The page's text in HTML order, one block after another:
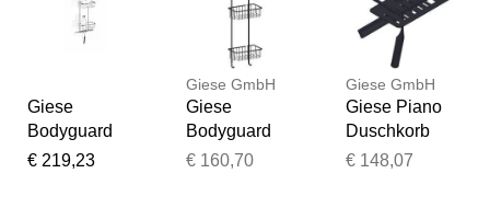
Giese
Bodyguard
Duschkorb
€ 219,23
Giese GmbH
Giese
Bodyguard
Duschkorb
€ 160,70
Giese GmbH
Giese Piano
Duschkorb
30762-14 mit
€ 148,07